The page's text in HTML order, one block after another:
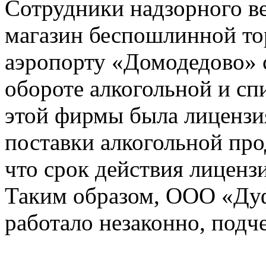
Сотрудники надзорного
магазин беспошлинной
аэропорту «Домодедово»
обороте алкогольной и
этой фирмы была
поставки алкогольной
что срок действия
Таким образом, ООО
работало незаконно,